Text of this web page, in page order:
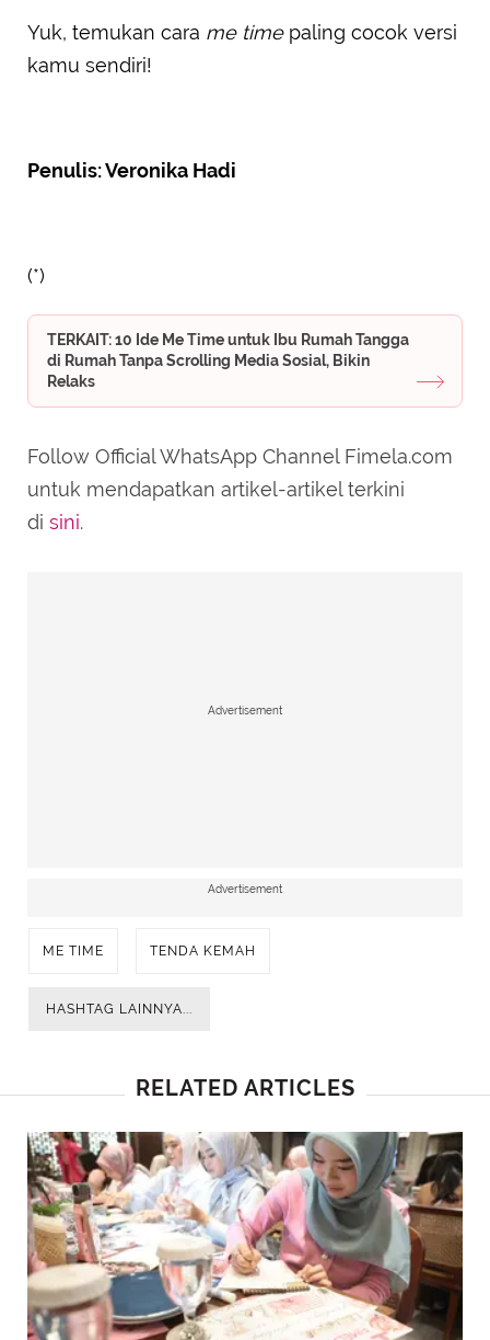
Yuk, temukan cara me timepaling cocok versi
kamu sendiri!
Penulis: Veronika Hadi
(*)
TERKAIT: 10 Ide Me Time untuk Ibu Rumah Tangga
di Rumah Tanpa Scrolling Media Sosial, Bikin
Relaks
Follow Official WhatsApp Channel Fimela.com
untuk mendapatkan artikel-artikel terkini
di sini.
Advertisement
Advertisement
ME TIME TENDA KEMAH
HASHTAG LAINNYA...
RELATED ARTICLES